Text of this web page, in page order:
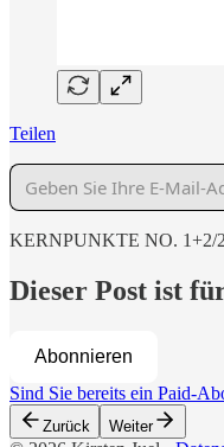
Teilen
KERNPUNKTE NO. 1+2/
Dieser Post ist
Abonnieren
Sind Sie bereits ein Paid-
Zurück Weiter